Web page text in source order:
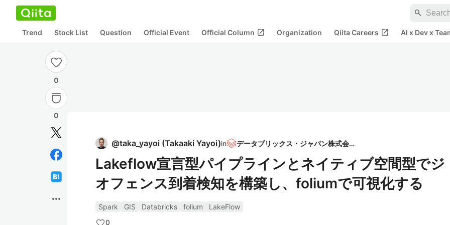
search
Trend Stock List Question Official Event Official Column open_in_new Organization Qiita Careers open_in_new AI x Dev x
0
0
more_horiz
@taka_yayoi (Takaaki Yayoi)in データブリックス・ジャパン株式会社
Lakeflow宣言型パイプラインとネイティブ空間型でジ
オフェンス到着検知を構築し、foliumで可視化する
Spark GIS Databricks folium
LakeFlow
0